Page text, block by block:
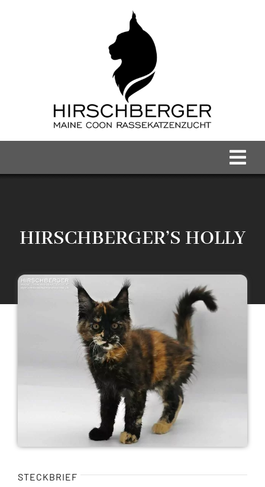
Maine Coon Kater
Maine Coon Babys
Maine Coon Kastraten
HIRSCHBERGER’S HOLLY
STECKBRIEF